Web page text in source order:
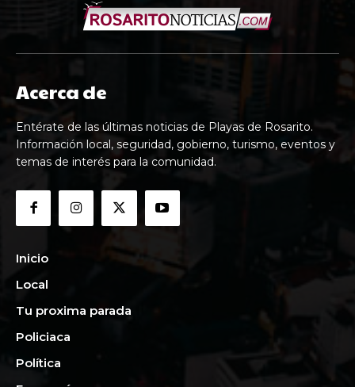
Acerca de
Entérate de las últimas noticias de Playas de Rosarito.
Información local, seguridad, gobierno, turismo, eventos y
temas de interés para la comunidad.
Inicio
Local
Tu proxima parada
Policiaca
Política